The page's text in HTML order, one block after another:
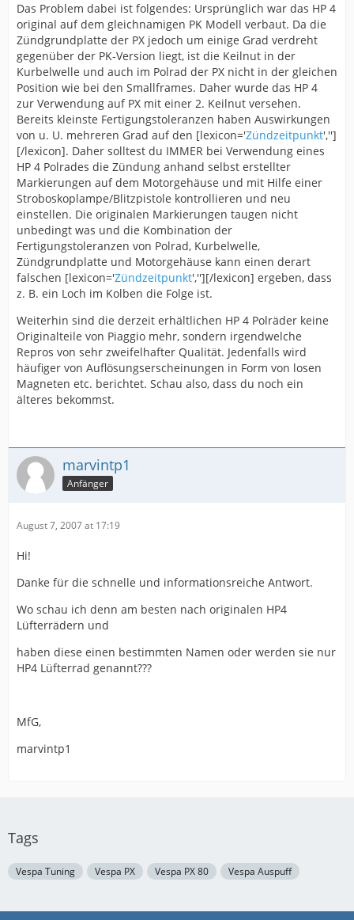
Das Problem dabei ist folgendes: Ursprünglich war das HP 4
original auf dem gleichnamigen PK Modell verbaut. Da die
Zündgrundplatte der PX jedoch um einige Grad verdreht
gegenüber der PK-Version liegt, ist die Keilnut in der
Kurbelwelle und auch im Polrad der PX nicht in der gleichen
Position wie bei den Smallframes. Daher wurde das HP 4
zur Verwendung auf PX mit einer 2. Keilnut versehen.
Bereits kleinste Fertigungstoleranzen haben Auswirkungen
von u. U. mehreren Grad auf den [lexicon='Zündzeitpunkt','']
[/lexicon]. Daher solltest du IMMER bei Verwendung eines
HP 4 Polrades die Zündung anhand selbst erstellter
Markierungen auf dem Motorgehäuse und mit Hilfe einer
Stroboskoplampe/Blitzpistole kontrollieren und neu
einstellen. Die originalen Markierungen taugen nicht
unbedingt was und die Kombination der
Fertigungstoleranzen von Polrad, Kurbelwelle,
Zündgrundplatte und Motorgehäuse kann einen derart
falschen [lexicon='Zündzeitpunkt',''][/lexicon] ergeben, dass
z. B. ein Loch im Kolben die Folge ist.
Weiterhin sind die derzeit erhältlichen HP 4 Polräder keine
Originalteile von Piaggio mehr, sondern irgendwelche
Repros von sehr zweifelhafter Qualität. Jedenfalls wird
häufiger von Auflösungserscheinungen in Form von losen
Magneten etc. berichtet. Schau also, dass du noch ein
älteres bekommst.
marvintp1
Anfänger
August 7, 2007 at 17:19
Hi!
Danke für die schnelle und informationsreiche Antwort.
Wo schau ich denn am besten nach originalen HP4
Lüfterrädern und
haben diese einen bestimmten Namen oder werden sie nur
HP4 Lüfterrad genannt???
MfG,
marvintp1
Tags
Vespa Tuning Vespa PX Vespa PX 80 Vespa Auspuff